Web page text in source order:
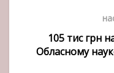
105 тис грн
Обласному